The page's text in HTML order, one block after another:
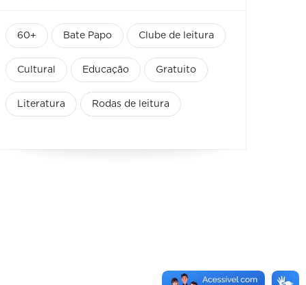
60+ Bate Papo Clube de leitura
Cultural Educação Gratuito
Literatura Rodas de leitura